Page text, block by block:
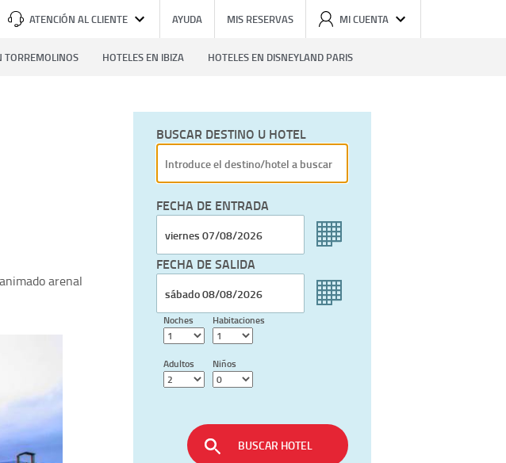
ATENCIÓN AL CLIENTE AYUDA MIS RESERVAS MI CUENTA
TORREMOLINOS HOTELES EN IBIZA HOTELES EN DISNEYLAND PARIS
arenal
BUSCAR DESTINO U HOTEL
FECHA DE ENTRADA
FECHA DE SALIDA
Noches Habitaciones
Adultos Niños
BUSCAR HOTEL